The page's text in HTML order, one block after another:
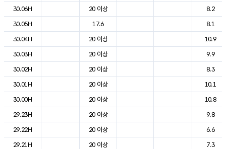
30.06H
20 이상
8.2
30.05H
17.6
8.1
30.04H
20 이상
10.9
30.03H
20 이상
9.9
30.02H
20 이상
8.3
30.01H
20 이상
10.1
30.00H
20 이상
10.8
29.23H
20 이상
9.8
29.22H
20 이상
6.6
29.21H
20 이상
7.3